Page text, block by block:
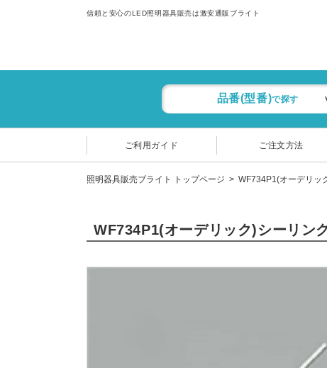
信頼と安心のLED照明器具販売は激安通販ブライト
品番(型番)で探す
ご利用ガイド ご注文方法
照明器具販売ブライト トップページ WF734P1(オーデリッ
WF734P1(オーデリック)シーリン